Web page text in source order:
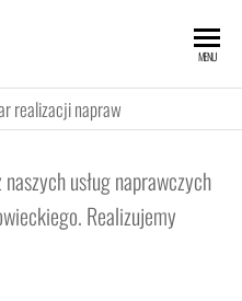
MENU
realizacji napraw
usług naprawczych
Realizujemy